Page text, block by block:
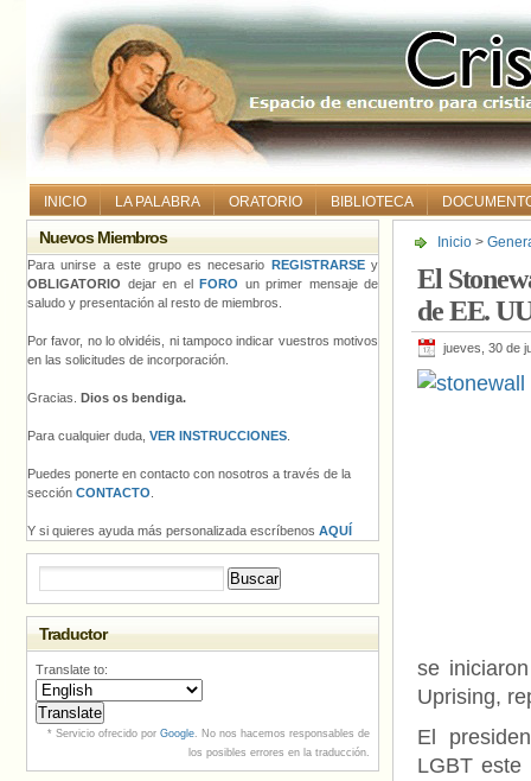
INICIO LA PALABRA ORATORIO BIBLIOTECA
Inicio >
El
de EE.
jueves, 30 de
se
Uprising,
El
LGBT este
Nuevos Miembros
Para unirse a este grupo es necesario REGISTRARSEy
OBLIGATORIO dejar en el FORO un primer mensaje de
saludo y presentación al resto de miembros.
Por favor, no lo olvidéis, ni tampoco indicar vuestros motivos
en las solicitudes de incorporación.
Gracias. Dios os bendiga.
Para cualquier duda, VER INSTRUCCIONES
Puedes ponerte en contacto con nosotros a través de la
sección CONTACTO
Y si quieres ayuda más personalizada escríbenos AQUÍ
Traductor
Translate to:
* Servicio ofrecido por Google. No nos hacemos responsables de
los posibles errores en la traducción.